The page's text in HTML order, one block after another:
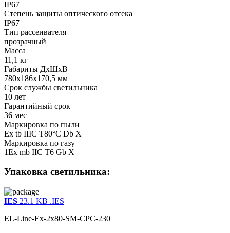
IP67
Степень защиты оптического отсека
IP67
Тип рассеивателя
прозрачный
Масса
11,1 кг
Габариты ДхШхВ
780x186x170,5 мм
Срок службы светильника
10 лет
Гарантийный срок
36 мес
Маркировка по пыли
Ex tb IIIC T80°С Db X
Маркировка по газу
1Ex mb IIC T6 Gb X
Упаковка светильника:
IES 23.1 KB .IES
EL-Line-Ex-2x80-SM-CPC-230